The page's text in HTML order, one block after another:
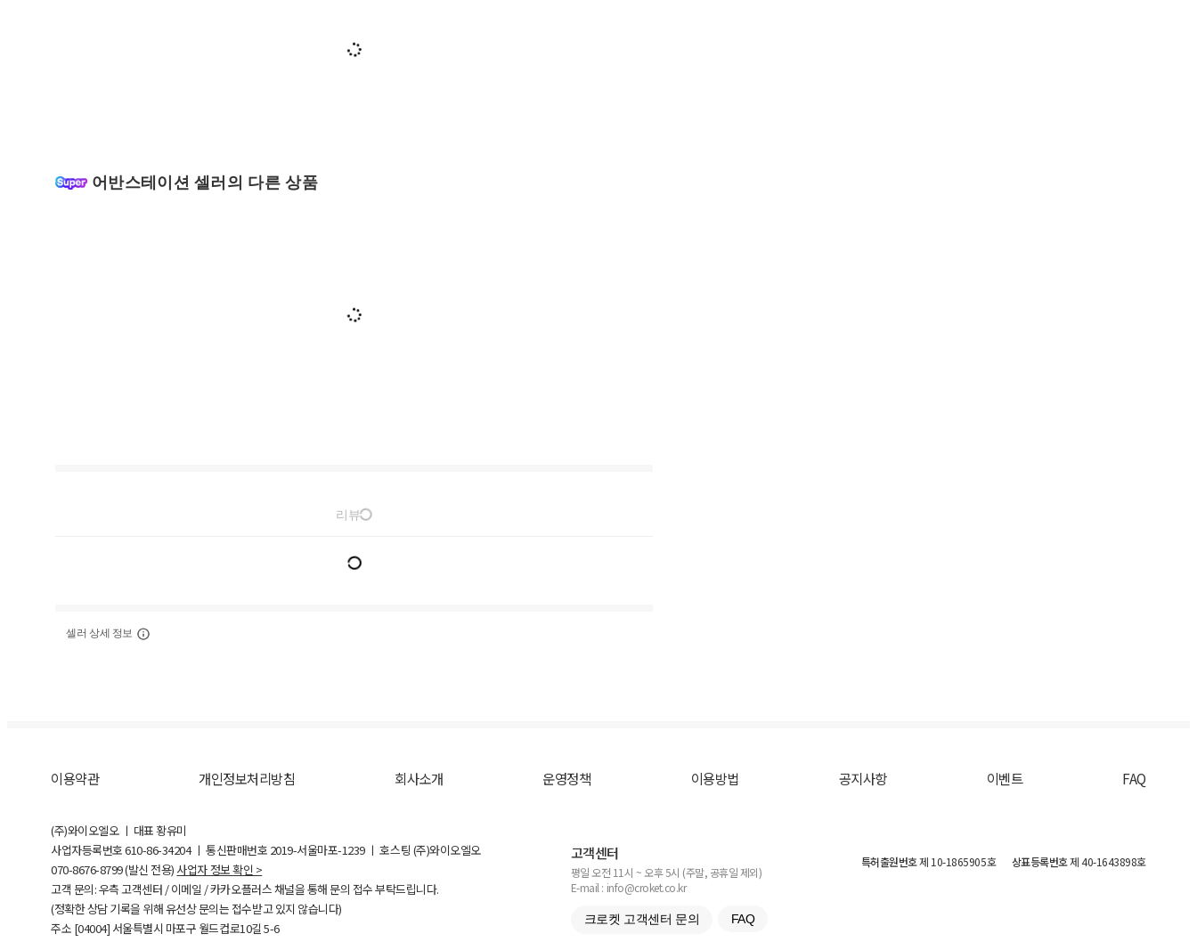
어반스테이션 셀러의 다른 상품
리뷰
셀러 상세 정보
이용약관 개인정보처리방침 회사소개 운영정책 이용방법 공지사항 이벤트 FAQ
(주)와이오엘오 ㅣ 대표 황유미
사업자등록번호610-86-34204ㅣ 통신판매번호 2019-서울마포-1239 ㅣ 호스팅 (주)와이오엘오
070-8676-8799 (발신 전용) 사업자 정보 확인 >
고객 문의: 우측 고객센터 / 이메일 / 카카오플러스 채널을 통해 문의 접수 부탁드립니다.
(정확한 상담 기록을 위해 유선상 문의는 접수받고 있지 않습니다)
주소 [04004] 서울특별시 마포구 월드컵로10길5-6
고객센터
평일 오전 11시 ~ 오후 5시 (주말, 공휴일 제외)
E-mail : info@croket.co.kr
크로켓 고객센터 문의 FAQ
특허출원번호제 10-1865905호 상표등록번호제 40-1643898호